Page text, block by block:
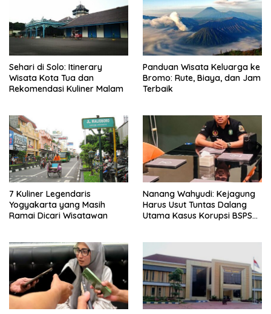
Sehari di Solo: Itinerary
Wisata Kota Tua dan
Rekomendasi Kuliner Malam
Panduan Wisata Keluarga ke
Bromo: Rute, Biaya, dan Jam
Terbaik
7 Kuliner Legendaris
Yogyakarta yang Masih
Ramai Dicari Wisatawan
Nanang Wahyudi: Kejagung
Harus Usut Tuntas Dalang
Utama Kasus Korupsi BSPS